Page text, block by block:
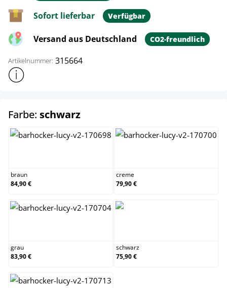
Sofort lieferbar Verfügbar
Versand aus Deutschland CO2-freundlich
Artikelnummer: 315664
Weitere Produktinformationen anzeigen
Farbe: schwarzauswählen
braun
84,90 €
creme
79,90 €
grau
83,90 €
schwarz
75,90 €